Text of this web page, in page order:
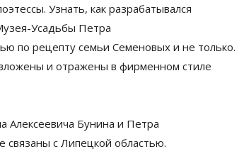
Узнать, как разрабатывался
Усадьбы Петра
по рецепту семьи Семеновых и не только.
и отражены в фирменном стиле
Алексеевича Бунина и Петра
связаны с Липецкой областью.